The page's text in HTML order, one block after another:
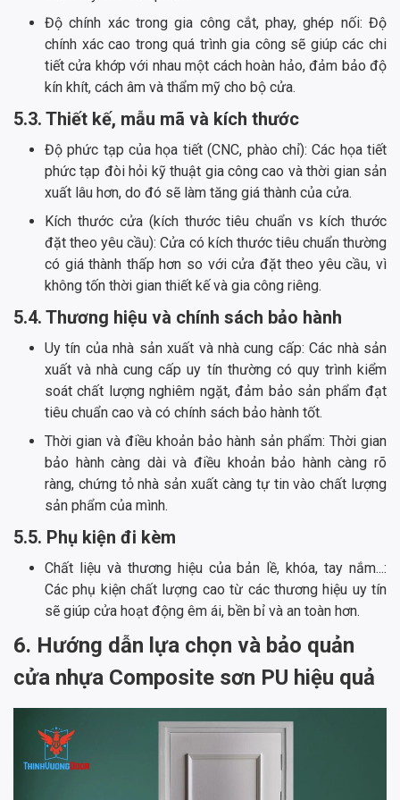
Độ chính xác trong gia công cắt, phay, ghép nối: Độ
chính xác cao trong quá trình gia công sẽ giúp các chi
tiết cửa khớp với nhau một cách hoàn hảo, đảm bảo độ
kín khít, cách âm và thẩm mỹ cho bộ cửa.
5.3. Thiết kế, mẫu mã và kích thước
Độ phức tạp của họa tiết (CNC, phào chỉ): Các họa tiết
phức tạp đòi hỏi kỹ thuật gia công cao và thời gian sản
xuất lâu hơn, do đó sẽ làm tăng giá thành của cửa.
Kích thước cửa (kích thước tiêu chuẩn vs kích thước
đặt theo yêu cầu): Cửa có kích thước tiêu chuẩn thường
có giá thành thấp hơn so với cửa đặt theo yêu cầu, vì
không tốn thời gian thiết kế và gia công riêng.
5.4. Thương hiệu và chính sách bảo hành
Uy tín của nhà sản xuất và nhà cung cấp: Các nhà sản
xuất và nhà cung cấp uy tín thường có quy trình kiểm
soát chất lượng nghiêm ngặt, đảm bảo sản phẩm đạt
tiêu chuẩn cao và có chính sách bảo hành tốt.
Thời gian và điều khoản bảo hành sản phẩm: Thời gian
bảo hành càng dài và điều khoản bảo hành càng rõ
ràng, chứng tỏ nhà sản xuất càng tự tin vào chất lượng
sản phẩm của mình.
5.5. Phụ kiện đi kèm
Chất liệu và thương hiệu của bản lề, khóa, tay nắm...:
Các phụ kiện chất lượng cao từ các thương hiệu uy tín
sẽ giúp cửa hoạt động êm ái, bền bỉ và an toàn hơn.
6. Hướng dẫn lựa chọn và bảo quản
cửa nhựa Composite sơn PU hiệu quả